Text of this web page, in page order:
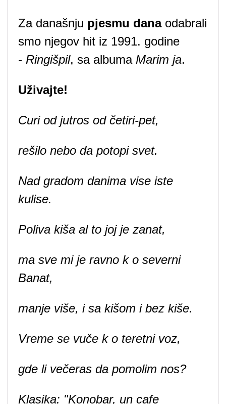
Za današnju pjesmu danaodabrali
smo njegov hit iz 1991. godine
- Ringišpil, sa albuma Marim ja.
Uživajte!
Curi od jutros od četiri-pet,
rešilo nebo da potopi svet.
Nad gradom danima vise iste
kulise.
Poliva kiša al to joj je zanat,
ma sve mi je ravno k o severni
Banat,
manje više, i sa kišom i bez kiše.
Vreme se vuče k o teretni voz,
gde li večeras da pomolim nos?
Klasika: "Konobar, un cafe